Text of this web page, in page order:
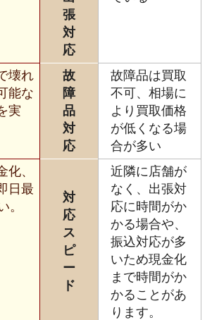
張
対
応
壊れ
能な
実
故
障
品
対
応
故障品は買取
不可、相場に
より買取価格
が低くなる場
合が多い
化、
日最
。
対
応
ス
ピ
ー
ド
近隣に店舗が
なく、出張対
応に時間がか
かる場合や、
振込対応が多
いため現金化
まで時間がか
かることがあ
ります。